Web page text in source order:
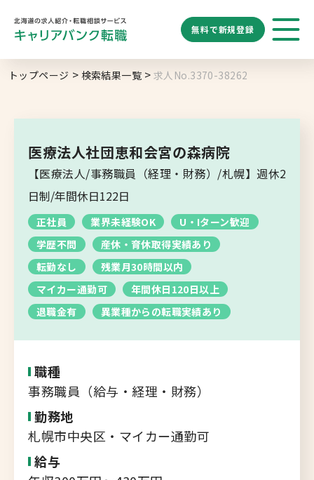
無料で新規登録
求人を探す ブックマーク
求人閲覧履歴 新着求人一覧
転職支援サービス
よくあるご質問
勤務地 業種 職種
札幌市
道央エリア
空知エリア
道東エリア
釧路・根室エリア
オホーツクエリア
後志エリア
胆振・日高エリア
稚内・留萌エリア
道南エリア
フルリモート
北海道以外
トップページ 検索結果一覧 求人No.3370-38262
医療法人社団恵和会宮の森病院
【医療法人/事務職員（経理・財務）/札幌】週休2
日制/年間休日122日
正社員 業界未経験OK
U・Iターン歓迎
学歴不問
産休・育休取得実績あり
転勤なし
残業月30時間以内
マイカー通勤可
年間休日120日以上
退職金有
異業種からの転職実績あり
職種
事務職員（給与・経理・財務）
勤務地
札幌市中央区・マイカー通勤可
給与